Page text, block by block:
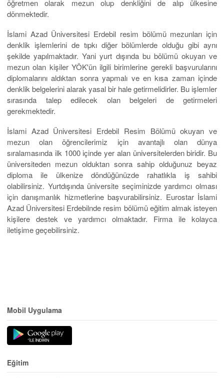
öğretmen olarak mezun olup denkliğini de alıp ülkesine
dönmektedir.
İslami Azad Üniversitesi Erdebil resim bölümü mezunları için
denklik işlemlerini de tıpkı diğer bölümlerde olduğu gibi aynı
şekilde yapılmaktadır. Yani yurt dışında bu bölümü okuyan ve
mezun olan kişiler YÖK'ün ilgili birimlerine gerekli başvurularını
diplomalarını aldıktan sonra yapmalı ve en kısa zaman içinde
denklik belgelerini alarak yasal bir hale getirmelidirler. Bu işlemler
sırasında talep edilecek olan belgeleri de getirmeleri
gerekmektedir.
İslami Azad Üniversitesi Erdebil Resim Bölümü okuyan ve
mezun olan öğrencilerimiz için avantajlı olan dünya
sıralamasında ilk 1000 içinde yer alan üniversitelerden biridir. Bu
üniversiteden mezun olduktan sonra sahip olduğunuz beyaz
diploma ile ülkenize döndüğünüzde rahatlıkla iş sahibi
olabilirsiniz. Yurtdışında üniversite seçiminizde yardımcı olması
için danışmanlık hizmetlerine başvurabilirsiniz. Eurostar İslami
Azad Üniversitesi Erdebilnde resim bölümü eğitim almak isteyen
kişilere destek ve yardımcı olmaktadır. Firma ile kolayca
iletişime geçebilirsiniz.
Mobil Uygulama
Eğitim